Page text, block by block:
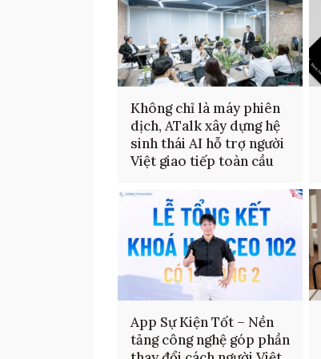
Không chỉ là máy phiên
dịch, ATalk xây dựng hệ
sinh thái AI hỗ trợ người
Việt giao tiếp toàn cầu
App Sự Kiện Tốt – Nền
tảng công nghệ góp phần